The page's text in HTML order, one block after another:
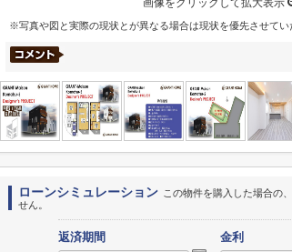
画像をクリックして拡大表示
※写真や図と実際の現状とが異なる場合は現状を優先させてい
ローンシミュレーション この物件を購入した場合の
せん。
返済期間 金利